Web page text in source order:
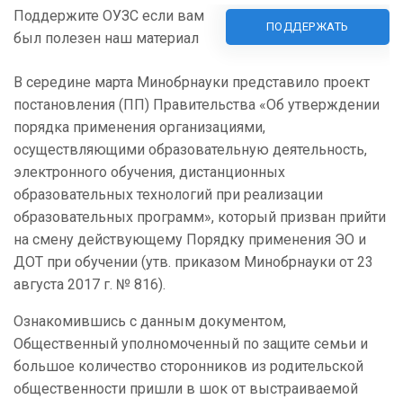
Поддержите ОУЗС если вам
был полезен наш материал
ПОДДЕРЖАТЬ
В середине марта Минобрнауки представило проект
постановления (ПП) Правительства «Об утверждении
порядка применения организациями,
осуществляющими образовательную деятельность,
электронного обучения, дистанционных
образовательных технологий при реализации
образовательных программ», который призван прийти
на смену действующему Порядку применения ЭО и
ДОТ при обучении (утв. приказом Минобрнауки от 23
августа 2017 г. № 816).
Ознакомившись с данным документом,
Общественный уполномоченный по защите семьи и
большое количество сторонников из родительской
общественности пришли в шок от выстраиваемой